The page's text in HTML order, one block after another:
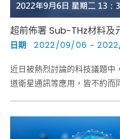
超前佈署 Sub-THz材料及
日期 2022/09/06 ~
近日被熱烈討論的科技議題
道衛星通訊等應用，皆不約而